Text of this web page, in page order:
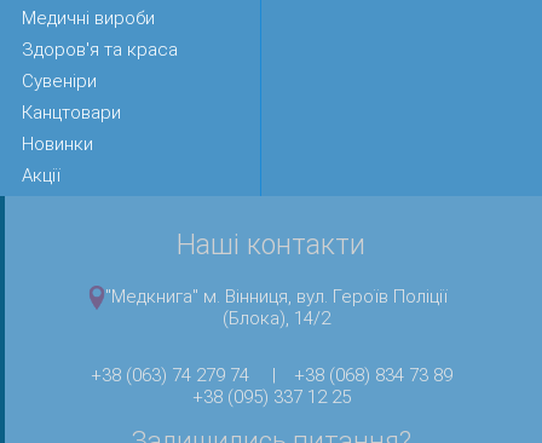
Медичні вироби
Здоров'я та краса
Сувеніри
Канцтовари
Новинки
Акції
Наші контакти
"Медкнига" м. Вінниця, вул. Героїв Поліції
(Блока), 14/2
+38 (063) 74 279 74 |
+38 (068) 834 73 89
+38 (095) 337 12 25